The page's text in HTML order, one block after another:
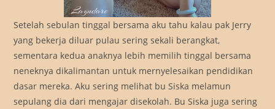
Setelah sebulan tinggal bersama aku tahu kalau pak Jerry
yang bekerja diluar pulau sering sekali berangkat,
sementara kedua anaknya lebih memilih tinggal bersama
neneknya dikalimantan untuk mernyelesaikan pendidikan
dasar mereka. Aku sering melihat bu Siska melamun
sepulang dia dari mengajar disekolah. Bu Siska juga sering